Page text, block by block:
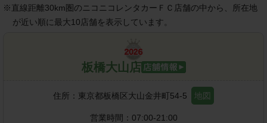
※直線距離30km圏のニコニコレンタカーＦＣ店舗の中から、所在地
が近い順に最大10店舗を表示しています。
板橋大山店
住所： 東京都板橋区大山金井町54-5 地図
営業時間： 07:00-21:00